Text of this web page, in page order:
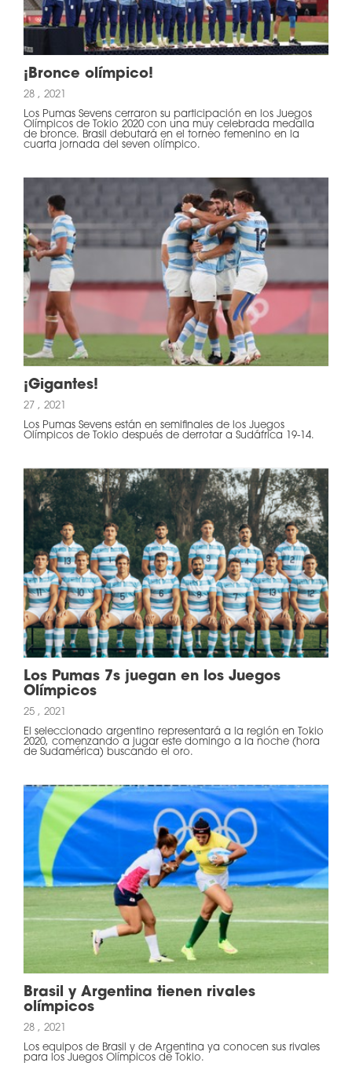
¡Bronce olímpico!
28 , 2021
Los Pumas Sevens cerraron su participación en los Juegos
Olímpicos de Tokio 2020 con una muy celebrada medalla
de bronce. Brasil debutará en el torneo femenino en la
cuarta jornada del seven olímpico.
¡Gigantes!
27 , 2021
Los Pumas Sevens están en semifinales de los Juegos
Olímpicos de Tokio después de derrotar a Sudáfrica 19-14.
Los Pumas 7s juegan en los Juegos
Olímpicos
25 , 2021
El seleccionado argentino representará a la región en Tokio
2020, comenzando a jugar este domingo a la noche (hora
de Sudamérica) buscando el oro.
Brasil y Argentina tienen rivales
olímpicos
28 , 2021
Los equipos de Brasil y de Argentina ya conocen sus rivales
para los Juegos Olímpicos de Tokio.